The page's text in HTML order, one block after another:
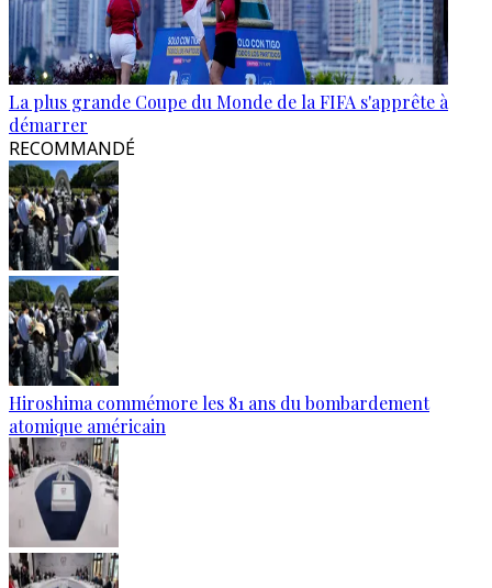
La plus grande Coupe du Monde de la FIFA s'apprête à
démarrer
RECOMMANDÉ
Hiroshima commémore les 81 ans du bombardement
atomique américain